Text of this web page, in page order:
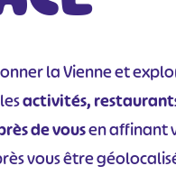
la Vienne et
activités,
de vousen affinant
vous être